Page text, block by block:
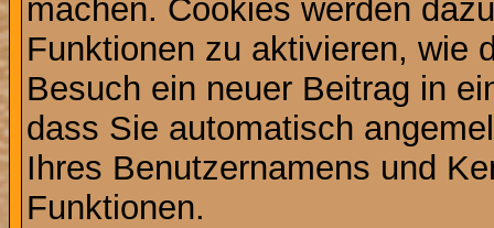
machen. Cookies werden
Funktionen zu aktivieren, wie
Besuch ein neuer Beitrag in
dass Sie automatisch
Ihres Benutzernamens und
Funktionen.